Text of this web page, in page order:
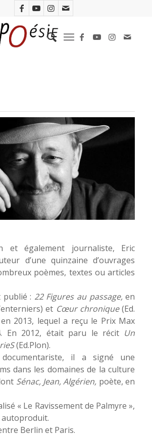
et également journaliste, Eric
d’une quinzaine d’ouvrages
poèmes, textes ou articles
publié : 22 Figures au passage, en
et Cœur chronique(Ed.
2013, lequel a reçu le Prix Max
En 2012, était paru le récit Un
(Ed.Plon).
il a signé une
dans les domaines de la culture
Sénac, Jean, Algérien, poète, en
« Le Ravissement de Palmyre »,
autoproduit.
Berlin et Paris.